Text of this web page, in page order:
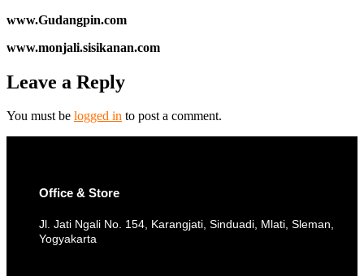
www.Gudangpin.com
www.monjali.sisikanan.com
Leave a Reply
You must be logged in to post a comment.
Office & Store
Jl. Jati Ngali No. 154, Karangjati, Sinduadi, Mlati, Sleman,
Yogyakarta